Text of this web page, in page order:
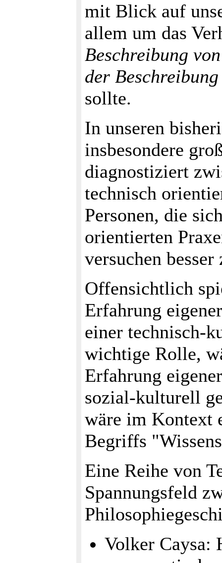
mit Blick auf
allem um das
Beschreibung
der
sollte.
In unseren
insbesondere
diagnostiziert
technisch
Personen, die
orientierten
versuchen besser
Offensichtlich
Erfahrung
einer technisch-
wichtige Rolle,
Erfahrung
sozial-kulturell
wäre im Kontext
Begriffs
Eine Reihe von
Spannungsfeld
Volker Caysa: